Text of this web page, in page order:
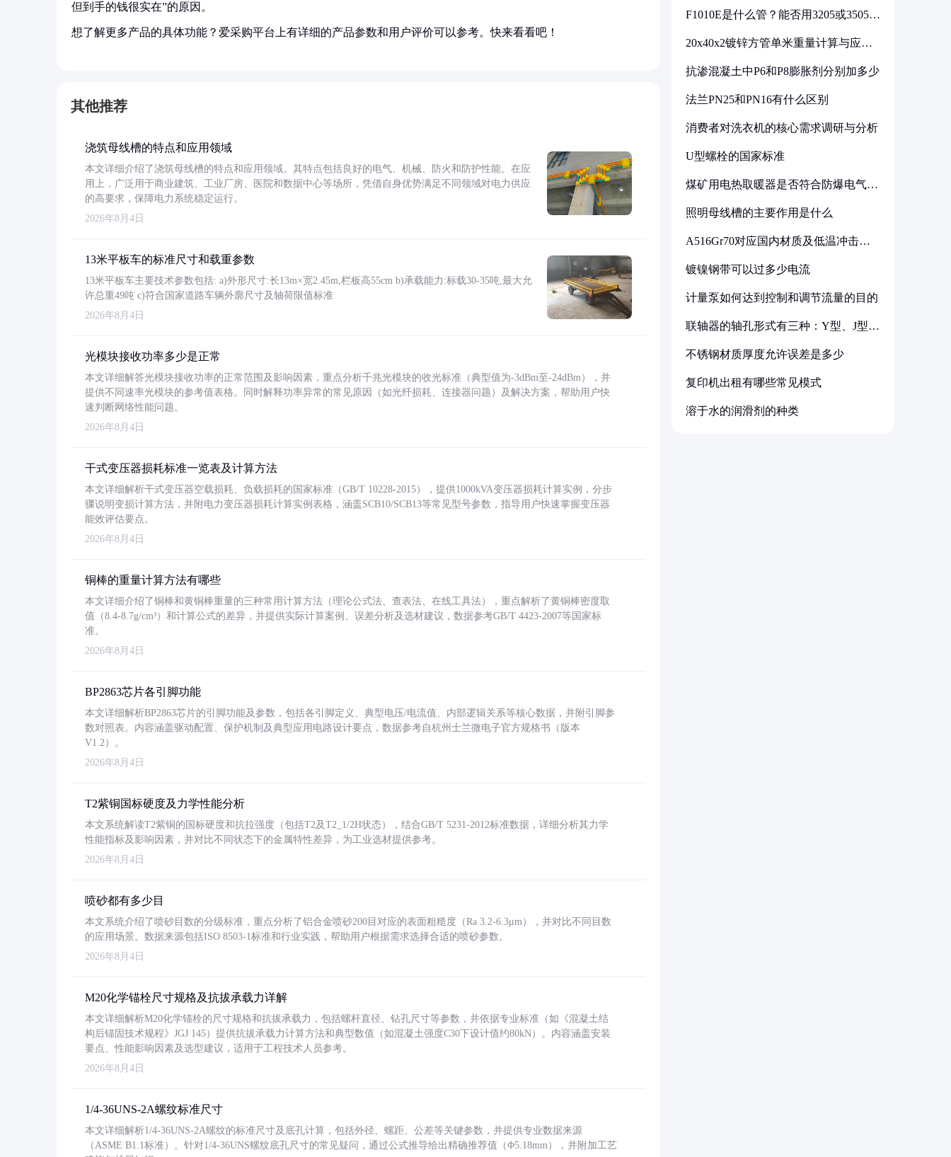
但到手的钱很实在”的原因。
想了解更多产品的具体功能？爱采购平台上有详细的产品参数和用户评价可以参考。快来看看吧！
其他推荐
浇筑母线槽的特点和应用领域
本文详细介绍了浇筑母线槽的特点和应用领域。其特点包括良好的电气、机械、防火和防护性能。在应
用上，广泛用于商业建筑、工业厂房、医院和数据中心等场所，凭借自身优势满足不同领域对电力供应
的高要求，保障电力系统稳定运行。
2026年8月4日
13米平板车的标准尺寸和载重参数
13米平板车主要技术参数包括: a)外形尺寸:长13m×宽2.45m,栏板高55cm b)承载能力:标载30-35吨,最大允
许总重49吨 c)符合国家道路车辆外廓尺寸及轴荷限值标准
2026年8月4日
光模块接收功率多少是正常
本文详细解答光模块接收功率的正常范围及影响因素，重点分析千兆光模块的收光标准（典型值为-3dBm至-24dBm），并
提供不同速率光模块的参考值表格。同时解释功率异常的常见原因（如光纤损耗、连接器问题）及解决方案，帮助用户快
速判断网络性能问题。
2026年8月4日
干式变压器损耗标准一览表及计算方法
本文详细解析干式变压器空载损耗、负载损耗的国家标准（GB/T 10228-2015），提供1000kVA变压器损耗计算实例，分步
骤说明变损计算方法，并附电力变压器损耗计算实例表格，涵盖SCB10/SCB13等常见型号参数，指导用户快速掌握变压器
能效评估要点。
2026年8月4日
铜棒的重量计算方法有哪些
本文详细介绍了铜棒和黄铜棒重量的三种常用计算方法（理论公式法、查表法、在线工具法），重点解析了黄铜棒密度取
值（8.4-8.7g/cm³）和计算公式的差异，并提供实际计算案例、误差分析及选材建议，数据参考GB/T 4423-2007等国家标
准。
2026年8月4日
BP2863芯片各引脚功能
本文详细解析BP2863芯片的引脚功能及参数，包括各引脚定义、典型电压/电流值、内部逻辑关系等核心数据，并附引脚参
数对照表。内容涵盖驱动配置、保护机制及典型应用电路设计要点，数据参考自杭州士兰微电子官方规格书（版本
V1.2）。
2026年8月4日
T2紫铜国标硬度及力学性能分析
本文系统解读T2紫铜的国标硬度和抗拉强度（包括T2及T2_1/2H状态），结合GB/T 5231-2012标准数据，详细分析其力学
性能指标及影响因素，并对比不同状态下的金属特性差异，为工业选材提供参考。
2026年8月4日
喷砂都有多少目
本文系统介绍了喷砂目数的分级标准，重点分析了铝合金喷砂200目对应的表面粗糙度（Ra 3.2-6.3μm），并对比不同目数
的应用场景。数据来源包括ISO 8503-1标准和行业实践，帮助用户根据需求选择合适的喷砂参数。
2026年8月4日
M20化学锚栓尺寸规格及抗拔承载力详解
本文详细解析M20化学锚栓的尺寸规格和抗拔承载力，包括螺杆直径、钻孔尺寸等参数，并依据专业标准（如《混凝土结
构后锚固技术规程》JGJ 145）提供抗拔承载力计算方法和典型数值（如混凝土强度C30下设计值约80kN）。内容涵盖安装
要点、性能影响因素及选型建议，适用于工程技术人员参考。
2026年8月4日
1/4-36UNS-2A螺纹标准尺寸
本文详细解析1/4-36UNS-2A螺纹的标准尺寸及底孔计算，包括外径、螺距、公差等关键参数，并提供专业数据来源
（ASME B1.1标准）。针对1/4-36UNS螺纹底孔尺寸的常见疑问，通过公式推导给出精确推荐值（Φ5.18mm），并附加工艺
F1010E是什么管？能否用3205或3505代
20x40x2镀锌方管单米重量计算与应用
抗渗混凝土中P6和P8膨胀剂分别加多少
法兰PN25和PN16有什么区别
消费者对洗衣机的核心需求调研与分析
U型螺栓的国家标准
煤矿用电热取暖器是否符合防爆电气设
照明母线槽的主要作用是什么
A516Gr70对应国内材质及低温冲击要
镀镍钢带可以过多少电流
计量泵如何达到控制和调节流量的目的
联轴器的轴孔形式有三种：Y型、J型、
不锈钢材质厚度允许误差是多少
复印机出租有哪些常见模式
溶于水的润滑剂的种类